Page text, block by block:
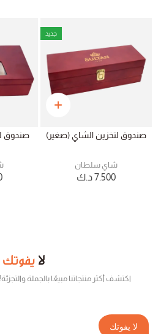
جديد
صندوق لتخزين الشاي (صغير)
شاي سلطان
7.500د.ك
صندوق
لايفوتك
اكتشف أكثر منتجاتنا مبيعًا بالجملة
لا يفوتك